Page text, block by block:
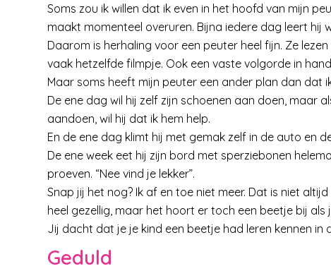
Soms zou ik willen dat ik even in het hoofd van mijn
maakt momenteel overuren. Bijna iedere dag leert hij
Daarom is herhaling voor een peuter heel fijn. Ze
vaak hetzelfde filmpje. Ook een vaste volgorde in
Maar soms heeft mijn peuter een ander plan dan dat
De ene dag wil hij zelf zijn schoenen aan doen, maar
aandoen, wil hij dat ik hem help.
En de ene dag klimt hij met gemak zelf in de auto en
De ene week eet hij zijn bord met sperziebonen
proeven. “Nee vind je lekker”.
Snap jij het nog? Ik af en toe niet meer. Dat is niet
heel gezellig, maar het hoort er toch een beetje bij als
Jij dacht dat je je kind een beetje had leren kennen
Geduld